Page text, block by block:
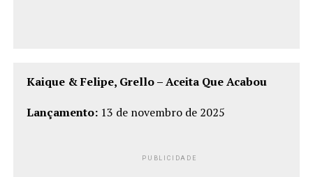
Kaique & Felipe, Grello – Aceita Que Acabou
Lançamento: 13 de novembro de 2025
PUBLICIDADE